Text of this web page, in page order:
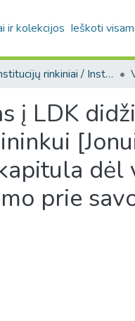
ir kolekcijos Ieškoti
5.3. Institucijų rinkiniai / Institutional collections
į LDK
dėl
prie